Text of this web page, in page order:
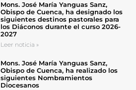
Mons. José María Yanguas Sanz,
Obispo de Cuenca, ha designado los
siguientes destinos pastorales para
los Diáconos durante el curso 2026-
2027
Leer noticia »
Mons. José María Yanguas Sanz,
Obispo de Cuenca, ha realizado los
siguientes Nombramientos
Diocesanos